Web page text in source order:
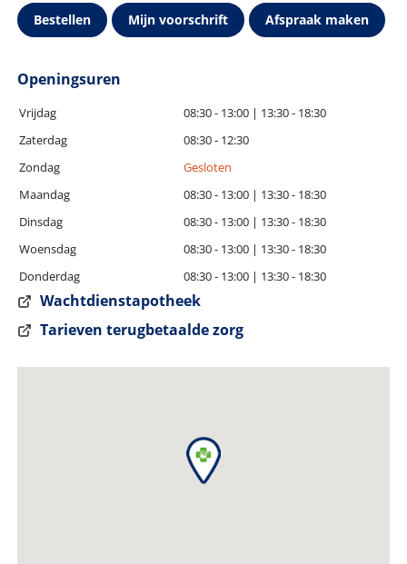
Bestellen Mijn voorschrift Afspraak maken
Openingsuren
Vrijdag
08:30 - 13:00 | 13:30 - 18:30
Zaterdag
08:30 - 12:30
Zondag
Gesloten
Maandag
08:30 - 13:00 | 13:30 - 18:30
Dinsdag
08:30 - 13:00 | 13:30 - 18:30
Woensdag
08:30 - 13:00 | 13:30 - 18:30
Donderdag
08:30 - 13:00 | 13:30 - 18:30
Wachtdienstapotheek
Tarieven terugbetaalde zorg